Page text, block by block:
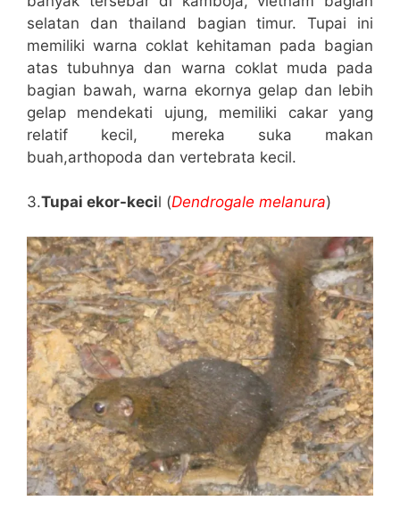
selatan dan thailand bagian timur. Tupai ini
memiliki warna coklat kehitaman pada bagian
atas tubuhnya dan warna coklat muda pada
bagian bawah, warna ekornya gelap dan lebih
gelap mendekati ujung, memiliki cakar yang
relatif kecil, mereka suka makan
buah,arthopoda dan vertebrata kecil.
3.Tupai ekor-kecil (Dendrogale melanura)